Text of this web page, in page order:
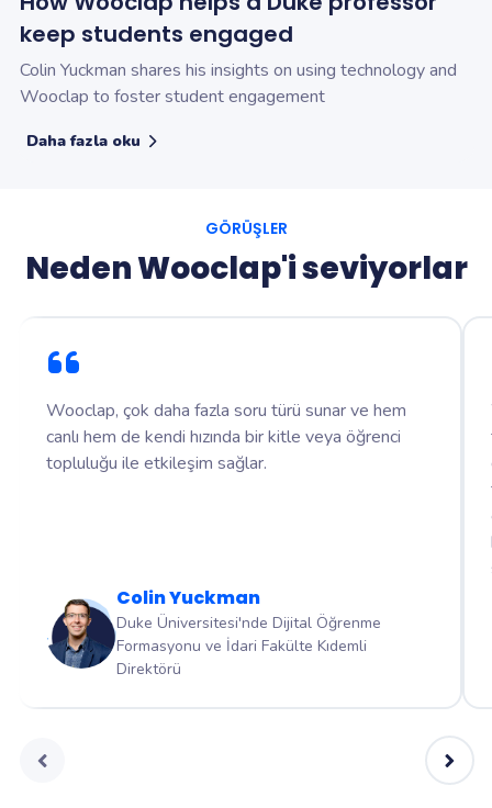
keep students engaged
Colin Yuckman shares his insights on using technology and
Wooclap to foster student engagement
Daha fazla oku
GÖRÜŞLER
Neden Wooclap'i seviyorlar
Wooclap, çok daha fazla soru türü sunar ve hem
canlı hem de kendi hızında bir kitle veya öğrenci
topluluğu ile etkileşim sağlar.
Colin Yuckman
Duke Üniversitesi'nde Dijital Öğrenme
Formasyonu ve İdari Fakülte Kıdemli
Direktörü